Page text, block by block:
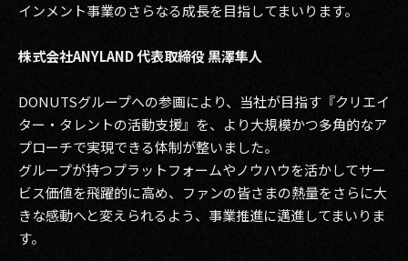
インメント事業のさらなる成長を目指してまいります。
株式会社ANYLAND 代表取締役 黒澤隼人
DONUTSグループへの参画により、当社が目指す『クリエイ
ター・タレントの活動支援』を、より大規模かつ多角的なア
プローチで実現できる体制が整いました。
グループが持つプラットフォームやノウハウを活かしてサー
ビス価値を飛躍的に高め、ファンの皆さまの熱量をさらに大
きな感動へと変えられるよう、事業推進に邁進してまいりま
す。